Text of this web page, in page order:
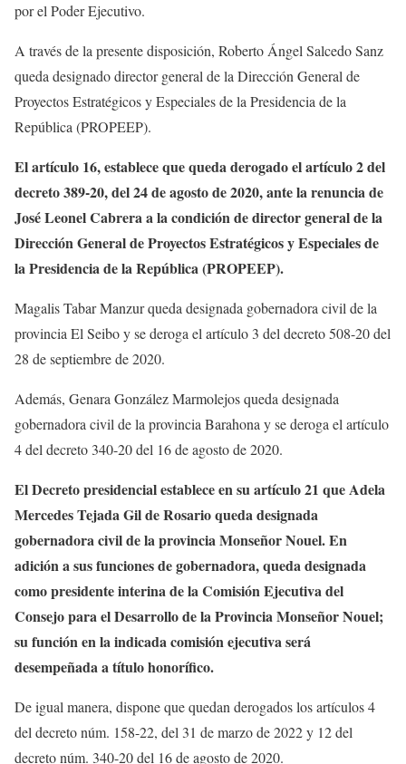
por el Poder Ejecutivo.
A través de la presente disposición, Roberto Ángel Salcedo Sanz
queda designado director general de la Dirección General de
Proyectos Estratégicos y Especiales de la Presidencia de la
República (PROPEEP).
El artículo 16, establece que queda derogado el artículo 2 del
decreto 389-20, del 24 de agosto de 2020, ante la renuncia de
José Leonel Cabrera a la condición de director general de la
Dirección General de Proyectos Estratégicos y Especiales de
la Presidencia de la República (PROPEEP).
Magalis Tabar Manzur queda designada gobernadora civil de la
provincia El Seibo y se deroga el artículo 3 del decreto 508-20 del
28 de septiembre de 2020.
Además, Genara González Marmolejos queda designada
gobernadora civil de la provincia Barahona y se deroga el artículo
4 del decreto 340-20 del 16 de agosto de 2020.
El Decreto presidencial establece en su artículo 21 que Adela
Mercedes Tejada Gil de Rosario queda designada
gobernadora civil de la provincia Monseñor Nouel. En
adición a sus funciones de gobernadora, queda designada
como presidente interina de la Comisión Ejecutiva del
Consejo para el Desarrollo de la Provincia Monseñor Nouel;
su función en la indicada comisión ejecutiva será
desempeñada a título honorífico.
De igual manera, dispone que quedan derogados los artículos 4
del decreto núm. 158-22, del 31 de marzo de 2022 y 12 del
decreto núm. 340-20 del 16 de agosto de 2020.